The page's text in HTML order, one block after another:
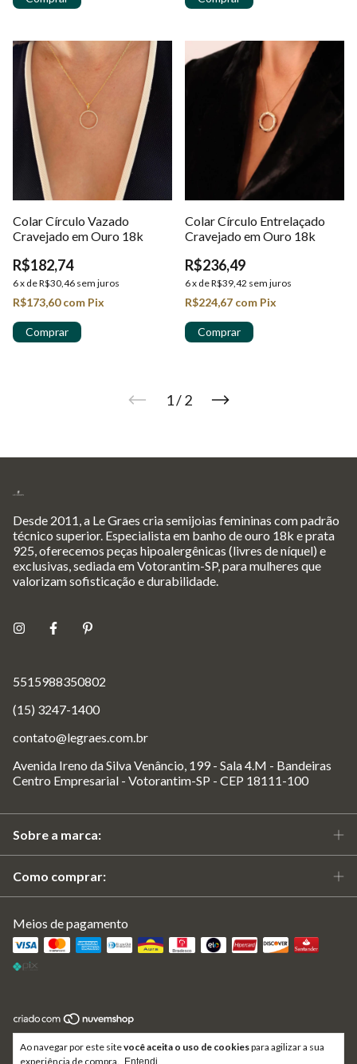
Ao navegar por este sitevocê aceita o uso de cookiespara agilizar a sua
experiência de compra.
Entendi
Colar Círculo Vazado
Cravejado em Ouro 18k
R$182,74
6x deR$30,46 sem juros
R$173,60com Pix
Colar Círculo Entrelaçado
Cravejado em Ouro 18k
R$236,49
6x deR$39,42 sem juros
R$224,67 com Pix
1/ 2
Desde 2011, a Le Graes cria semijoias femininas com padrão
técnico superior. Especialista em banho de ouro 18k e prata
925, oferecemos peças hipoalergênicas (livres de níquel) e
exclusivas, sediada em Votorantim-SP, para mulheres que
valorizam sofisticação e durabilidade.
5515988350802
(15) 3247-1400
contato@legraes.com.br
Avenida Ireno da Silva Venâncio, 199 - Sala 4.M - Bandeiras
Centro Empresarial - Votorantim-SP - CEP 18111-100
Sobre a marca:
Como comprar:
Meios de pagamento
reservados.